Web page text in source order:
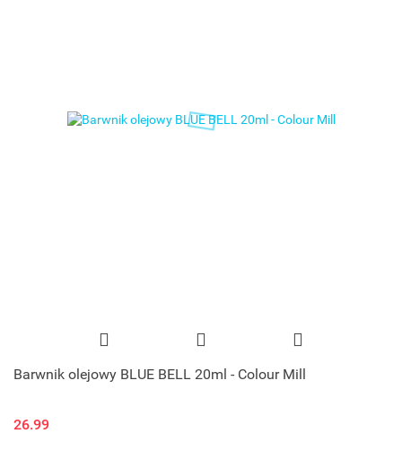
Barwnik olejowy BLUE BELL 20ml - Colour Mill
26.99